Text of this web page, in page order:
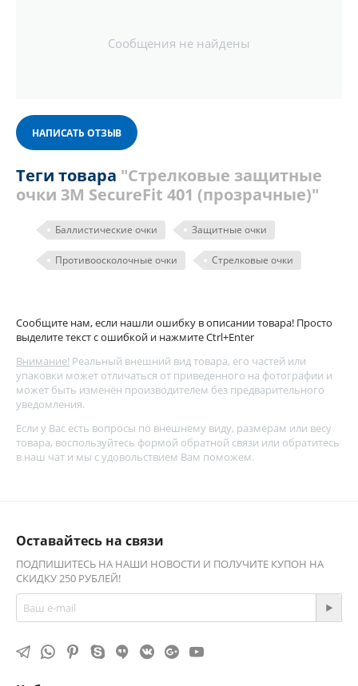
Сообщения не найдены
НАПИСАТЬ ОТЗЫВ
Теги товара "Стрелковые защитные
очки 3М SecureFit 401 (прозрачные)"
Баллистические очки Защитные очки
Противоосколочные очки Стрелковые очки
Сообщите нам, если нашли ошибку в описании товара! Просто
выделите текст с ошибкой и нажмите Ctrl+Enter
Внимание! Реальный внешний вид товара, его частей или
упаковки может отличаться от приведенного на фотографии и
может быть изменён производителем без предварительного
уведомления.
Если у Вас есть вопросы по внешнему виду, размерам или весу
товара, воспользуйтесь формой обратной связи или обратитесь
в наш чат и мы с удовольствием Вам поможем.
Оставайтесь на связи
ПОДПИШИТЕСЬ НА НАШИ НОВОСТИ И ПОЛУЧИТЕ КУПОН НА
СКИДКУ 250 РУБЛЕЙ!